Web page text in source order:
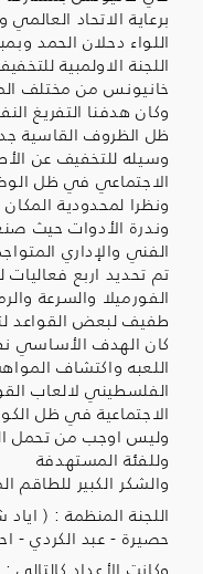
برعاية الاتحاد
اللواء دحلان الحمد
اللجنة الاولمبية
خانيونس من مختلف
وكان هدفنا التفريغ
ظل الظروف القاسية
وسيله للتخفيف عن
الاجتماعي في ظل
ونظرا لمحدودية
وندرة الأدوات حيث
الفني والإداري
تم تحديد اربع
الفورميلا والسرعة
طفيف لبعض القواعد
كان الهدف الأساسي
اللعبه واكتشاف
الفلسطيني لالعاب
الاجتماعية في ظل
وليس اوجب من تحمل
وللفئة المستهدفة
والشكر الكبير للطاقم
اللجنة المنظمة : (
حصيرة - عبد الكردي -